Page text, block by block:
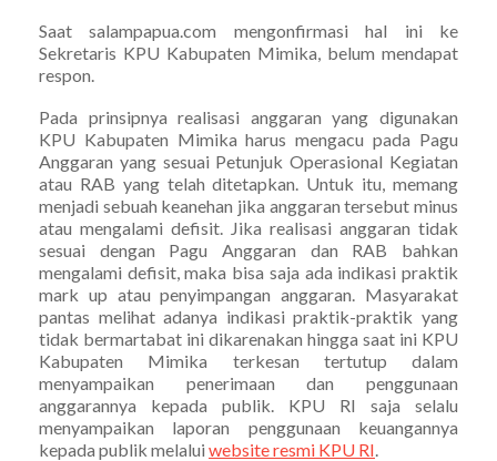
Saat salampapua.com mengonfirmasi hal ini ke
Sekretaris KPU Kabupaten Mimika, belum mendapat
respon.
Pada prinsipnya realisasi anggaran yang digunakan
KPU Kabupaten Mimika harus mengacu pada Pagu
Anggaran yang sesuai Petunjuk Operasional Kegiatan
atau RAB yang telah ditetapkan. Untuk itu, memang
menjadi sebuah keanehan jika anggaran tersebut minus
atau mengalami defisit. Jika realisasi anggaran tidak
sesuai dengan Pagu Anggaran dan RAB bahkan
mengalami defisit, maka bisa saja ada indikasi praktik
mark up atau penyimpangan anggaran. Masyarakat
pantas melihat adanya indikasi praktik-praktik yang
tidak bermartabat ini dikarenakan hingga saat ini KPU
Kabupaten Mimika terkesan tertutup dalam
menyampaikan penerimaan dan penggunaan
anggarannya kepada publik. KPU RI saja selalu
menyampaikan laporan penggunaan keuangannya
kepada publik melalui website resmi KPU RI